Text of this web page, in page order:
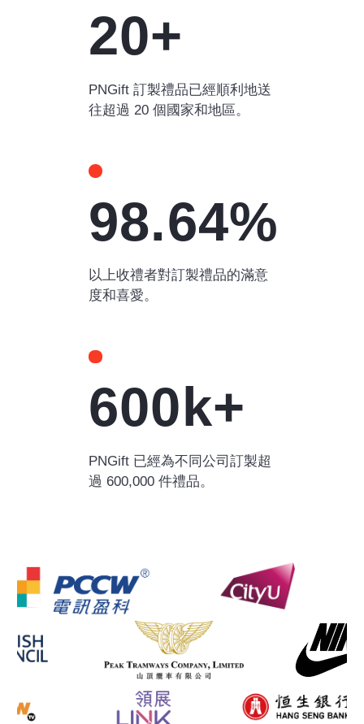
20+
PNGift 訂製禮品已經順利地送
往超過 20 個國家和地區。
98.64%
以上收禮者對訂製禮品的滿意
度和喜愛。
600k+
PNGift 已經為不同公司訂製超
過 600,000 件禮品。